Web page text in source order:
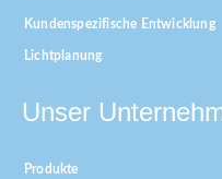
Kundenspezifische Entwicklung
Lichtplanung
Unser
Produkte